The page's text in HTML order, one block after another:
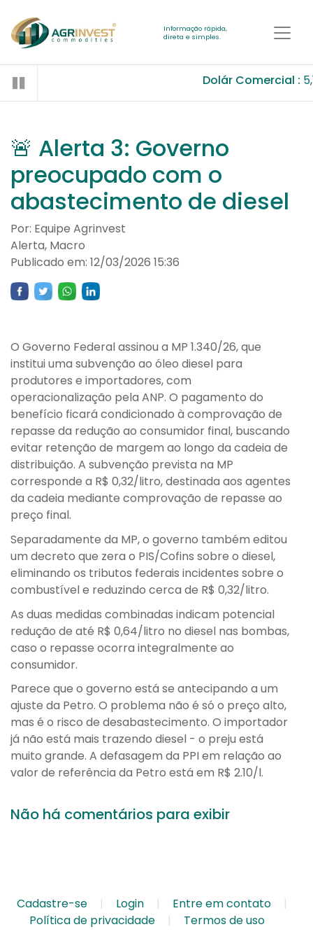
Informação rápida,
direta e simples.
Dolár Comercial :
🚨 Alerta 3: Governo
preocupado com o
abastecimento de diesel
Por: Equipe Agrinvest
Alerta, Macro
Publicado em: 12/03/2026 15:36
O Governo Federal assinou a MP 1.340/26, que
institui uma subvenção ao óleo diesel para
produtores e importadores, com
operacionalização pela ANP. O pagamento do
benefício ficará condicionado à comprovação de
repasse da redução ao consumidor final, buscando
evitar retenção de margem ao longo da cadeia de
distribuição. A subvenção prevista na MP
corresponde a R$ 0,32/litro, destinada aos agentes
da cadeia mediante comprovação de repasse ao
preço final.
Separadamente da MP, o governo também editou
um decreto que zera o PIS/Cofins sobre o diesel,
eliminando os tributos federais incidentes sobre o
combustível e reduzindo cerca de R$ 0,32/litro.
As duas medidas combinadas indicam potencial
redução de até R$ 0,64/litro no diesel nas bombas,
caso o repasse ocorra integralmente ao
consumidor.
Parece que o governo está se antecipando a um
ajuste da Petro. O problema não é só o preço alto,
mas é o risco de desabastecimento. O importador
já não está mais trazendo diesel - o preju está
muito grande. A defasagem da PPI em relação ao
valor de referência da Petro está em R$ 2.10/l.
Não há comentários para exibir
Cadastre-se Login
Entre em contato
Política de privacidade
Termos de uso